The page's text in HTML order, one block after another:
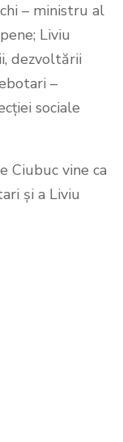
– ministru al
Liviu
dezvoltării
–
sociale
Ciubuc vine ca
și a Liviu